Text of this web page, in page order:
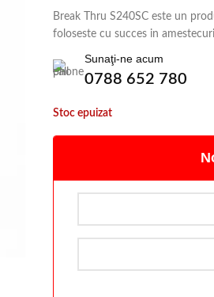
Break Thru S240SC este un
foloseste cu succes in
Sunaţi-ne acum
0788 652 780
Stoc epuizat